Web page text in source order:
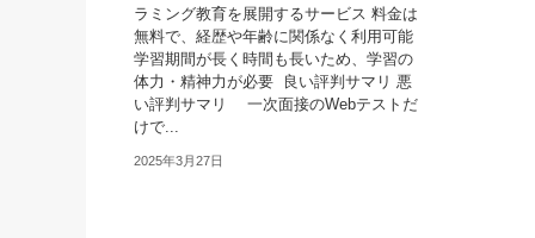
ラミング教育を展開するサービス 料金は
無料で、経歴や年齢に関係なく利用可能
学習期間が長く時間も長いため、学習の
体力・精神力が必要 良い評判サマリ 悪
い評判サマリ 一次面接のWebテストだ
けで...
2025年3月27日